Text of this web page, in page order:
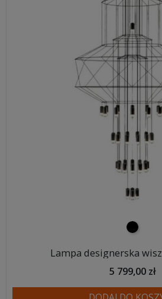
czarny
Lampa designerska
5 799,00 zł